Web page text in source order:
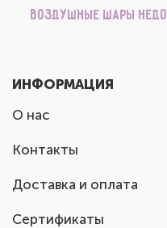
Воздушные шары
ИНФОРМАЦИЯ
О нас
Контакты
Доставка и оплата
Сертификаты